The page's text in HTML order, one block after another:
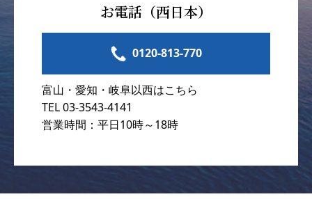
お電話（西日本）
0120-813-770
富山・愛知・岐阜以西はこちら
TEL 03-3543-4141
営業時間：平日10時～18時